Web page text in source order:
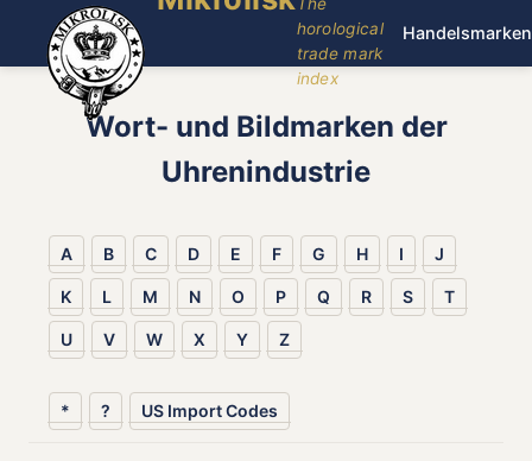
horological
trade mark
index
Handelsmarken
Wort- und Bildmarken der
Uhrenindustrie
A B C D E F G H I J
K L M N O P Q R S T
U V W X Y Z
* ? US Import Codes